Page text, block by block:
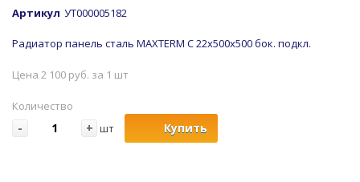
Артикул УТ000005182
Радиатор панель сталь MAXTERM C 22x500x500 бок. подкл.
Цена 2 100 руб. за 1 шт
Количество
- + шт Купить